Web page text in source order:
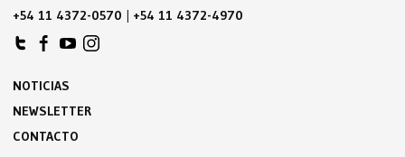
+54 11 4372-0570 | +54 11 4372-4970
NOTICIAS
NEWSLETTER
CONTACTO